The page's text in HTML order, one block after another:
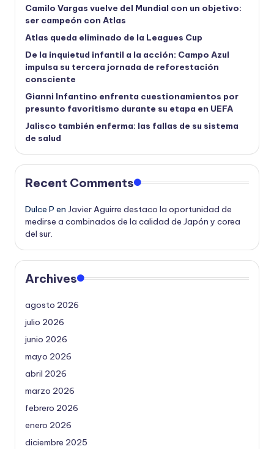
Camilo Vargas vuelve del Mundial con un objetivo:
ser campeón con Atlas
Atlas queda eliminado de la Leagues Cup
De la inquietud infantil a la acción: Campo Azul
impulsa su tercera jornada de reforestación
consciente
Gianni Infantino enfrenta cuestionamientos por
presunto favoritismo durante su etapa en UEFA
Jalisco también enferma: las fallas de su sistema
de salud
Recent Comments
Dulce P en Javier Aguirre destaco la oportunidad de
medirse a combinados de la calidad de Japón y corea
del sur.
Archives
agosto 2026
julio 2026
junio 2026
mayo 2026
abril 2026
marzo 2026
febrero 2026
enero 2026
diciembre 2025